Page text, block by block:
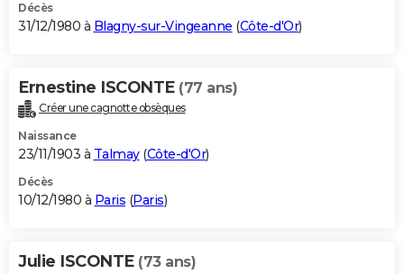
Décès
31/12/1980 à Blagny-sur-Vingeanne (Côte-d'Or)
Ernestine ISCONTE (77 ans)
Créer une cagnotte obsèques
Naissance
23/11/1903 à Talmay(Côte-d'Or)
Décès
10/12/1980 à Paris (Paris)
Julie ISCONTE (73 ans)